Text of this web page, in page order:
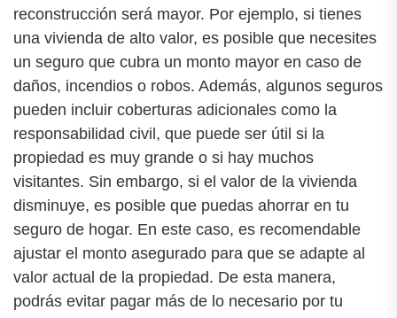
reconstrucción será mayor. Por ejemplo, si tienes
una vivienda de alto valor, es posible que necesites
un seguro que cubra un monto mayor en caso de
daños, incendios o robos. Además, algunos seguros
pueden incluir coberturas adicionales como la
responsabilidad civil, que puede ser útil si la
propiedad es muy grande o si hay muchos
visitantes. Sin embargo, si el valor de la vivienda
disminuye, es posible que puedas ahorrar en tu
seguro de hogar. En este caso, es recomendable
ajustar el monto asegurado para que se adapte al
valor actual de la propiedad. De esta manera,
podrás evitar pagar más de lo necesario por tu